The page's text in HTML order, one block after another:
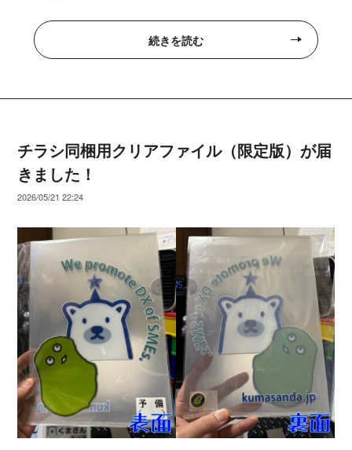
続きを読む
チラシ同梱用クリアファイル（限定版）が届
きました！
2026/05/21 22:24